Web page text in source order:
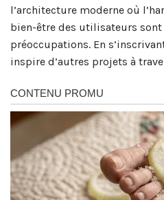
l’architecture moderne où
bien-être des utilisateurs sont
préoccupations. En
inspire d’autres projets à